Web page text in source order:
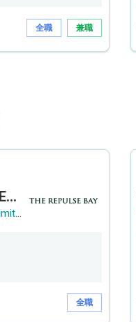
全職 兼職
THE REPULSE BAY RECRUITMENT DAY 淺水灣影灣園人才招聘會
The Repulse Bay Company, Limited
全職